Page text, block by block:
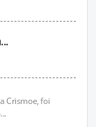
Crismoe, foi